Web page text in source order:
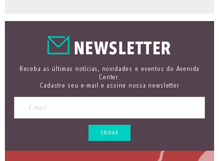
NEWSLETTER
Receba as últimas notícias, novidades e eventos do Avenida
Center.
Cadastre seu e-mail e assine nossa newsletter
ENVIAR